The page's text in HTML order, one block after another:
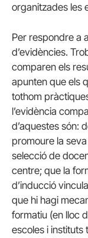
organitzades les
Per respondre a
d’evidències.
comparen els
apunten que els
tothom
l’evidència
d’aquestes són:
promoure la
selecció de
centre; que la
d’inducció
que hi hagi
formatiu (en lloc
escoles i instituts